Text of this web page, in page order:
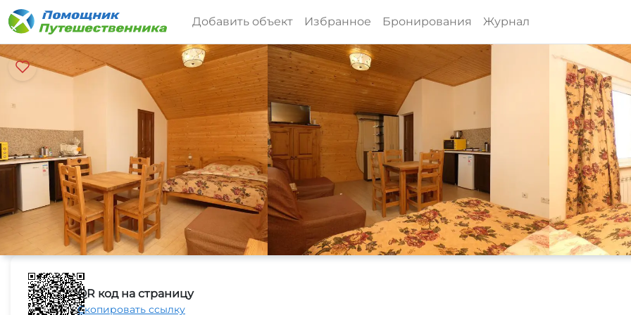
Добавить объект Избранное Бронирования Журнал
QR код на страницу
Скопировать ссылку